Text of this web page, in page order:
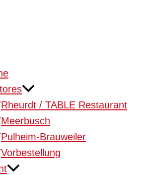
Rheurdt / TABLE Restaurant
Meerbusch
Pulheim-Brauweiler
Vorbestellung